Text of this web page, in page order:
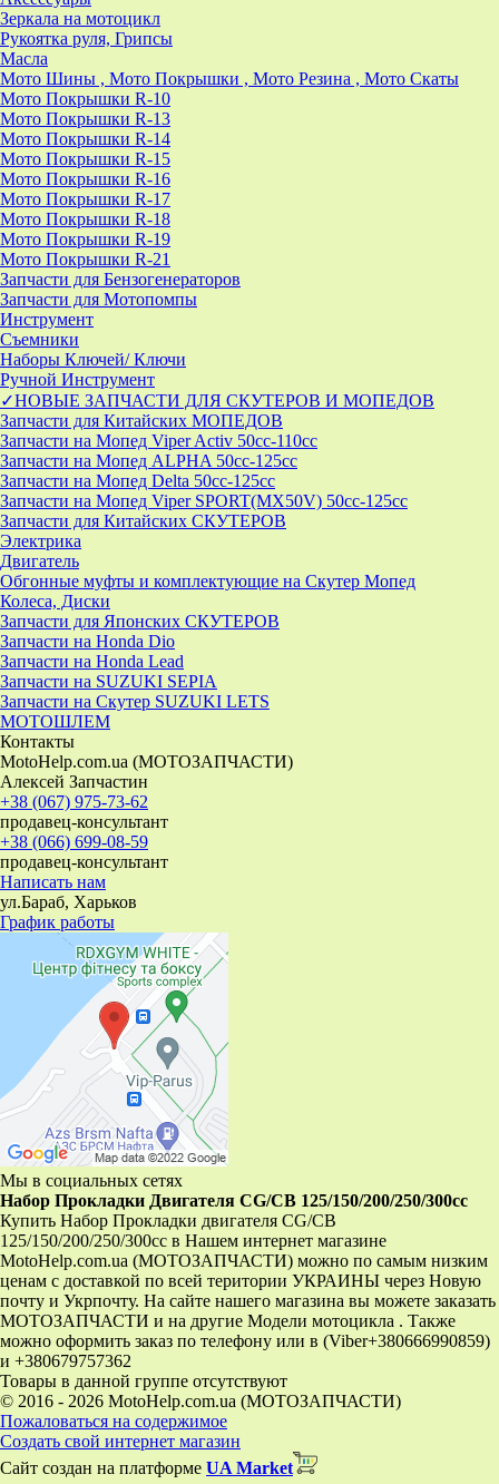
Зеркала на мотоцикл
Рукоятка руля, Грипсы
Масла
Мото Шины , Мото Покрышки , Мото Резина , Мото Скаты
Мото Покрышки R-10
Мото Покрышки R-13
Мото Покрышки R-14
Мото Покрышки R-15
Мото Покрышки R-16
Мото Покрышки R-17
Мото Покрышки R-18
Мото Покрышки R-19
Мото Покрышки R-21
Запчасти для Бензогенераторов
Запчасти для Мотопомпы
Инструмент
Съемники
Наборы Ключей/ Ключи
Ручной Инструмент
✓НОВЫЕ ЗАПЧАСТИ ДЛЯ СКУТЕРОВ И МОПЕДОВ
Запчасти для Китайских МОПЕДОВ
Запчасти на Мопед Viper Activ 50cc-110cc
Запчасти на Мопед ALPHA 50cc-125cc
Запчасти на Мопед Delta 50cc-125cc
Запчасти на Мопед Viper SPORT(MX50V) 50cc-125cc
Запчасти для Китайских СКУТЕРОВ
Электрика
Двигатель
Обгонные муфты и комплектующие на Скутер Мопед
Колеса, Диски
Запчасти для Японских СКУТЕРОВ
Запчасти на Honda Dio
Запчасти на Honda Lead
Запчасти на SUZUKI SEPIA
Запчасти на Скутер SUZUKI LETS
МОТОШЛЕМ
Контакты
MotoHelp.com.ua (МОТОЗАПЧАСТИ)
Алексей Запчастин
+38 (067) 975-73-62
продавец-консультант
+38 (066) 699-08-59
продавец-консультант
Написать нам
ул.Бараб, Харьков
График работы
Мы в социальных сетях
Набор Прокладки Двигателя CG/CB 125/150/200/250/300cc
Купить Набор Прокладки двигателя CG/CB
125/150/200/250/300cc в Нашем интернет магазине
MotoHelp.com.ua (МОТОЗАПЧАСТИ) можно по самым низким
ценам с доставкой по всей територии УКРАИНЫ через Новую
почту и Укрпочту. На сайте нашего магазина вы можете заказать
МОТОЗАПЧАСТИ и на другие Модели мотоцикла . Также
можно оформить заказ по телефону или в (Viber+380666990859)
и +380679757362
Товары в данной группе отсутствуют
© 2016 - 2026 MotoHelp.com.ua (МОТОЗАПЧАСТИ)
Пожаловаться на содержимое
Создать свой интернет магазин
Сайт создан на платформе UA Market